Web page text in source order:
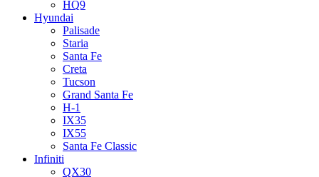
HQ9
Hyundai
Palisade
Staria
Santa Fe
Creta
Tucson
Grand Santa Fe
H-1
IX35
IX55
Santa Fe Classic
Infiniti
QX30